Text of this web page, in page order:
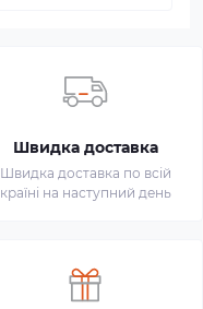
Швидка доставка
Швидка доставка по всій
країні на наступний день